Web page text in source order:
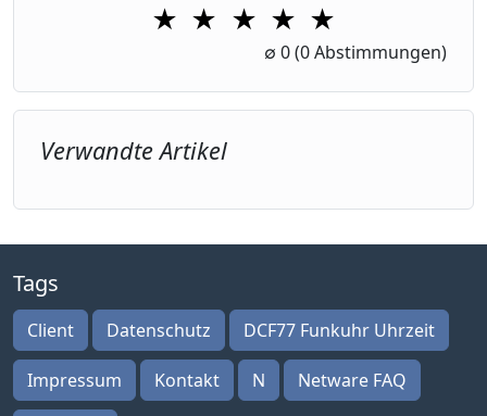
★ ★
2 Stars
★
3 Stars
★
4 Stars
★
5 Stars
∅ 0(0 Abstimmungen)
Verwandte Artikel
Tags
Client Datenschutz DCF77 Funkuhr Uhrzeit
Impressum Kontakt N Netware FAQ